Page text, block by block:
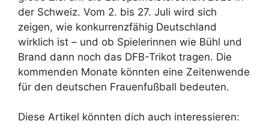
der Schweiz. Vom 2. bis 27. Juli wird sich
zeigen, wie konkurrenzfähig Deutschland
wirklich ist – und ob Spielerinnen wie Bühl und
Brand dann noch das DFB-Trikot tragen. Die
kommenden Monate könnten eine Zeitenwende
für den deutschen Frauenfußball bedeuten.
Diese Artikel könnten dich auch interessieren: